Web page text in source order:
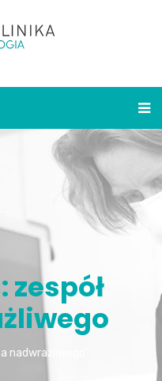
zespół
nadwrażliwego"